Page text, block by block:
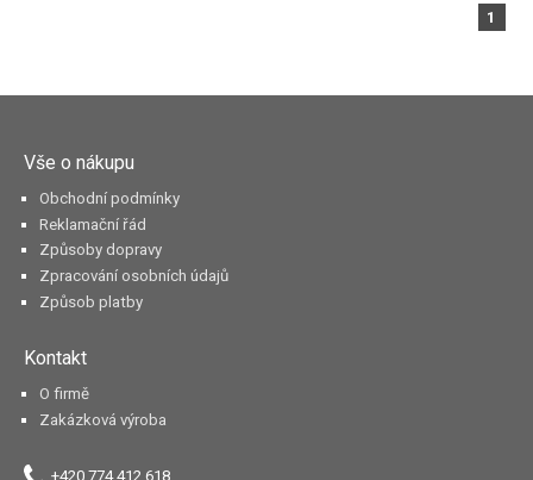
1
Vše o nákupu
Obchodní podmínky
Reklamační řád
Způsoby dopravy
Zpracování osobních údajů
Způsob platby
Kontakt
O firmě
Zakázková výroba
+420 774 412 618